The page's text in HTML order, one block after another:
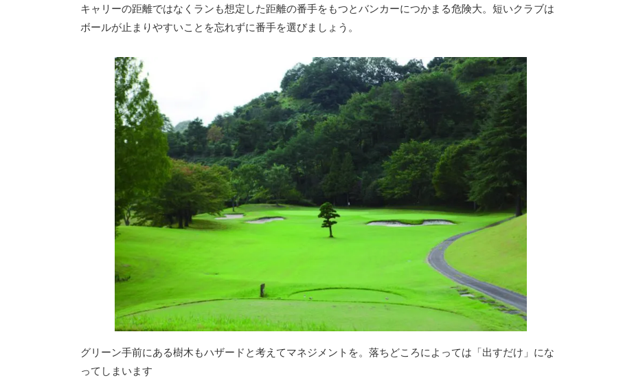
キャリーの距離ではなくランも想定した距離の番手をもつとバンカーにつかまる危険大。短いクラブは
ボールが止まりやすいことを忘れずに番手を選びましょう。
グリーン手前にある樹木もハザードと考えてマネジメントを。落ちどころによっては「出すだけ」にな
ってしまいます